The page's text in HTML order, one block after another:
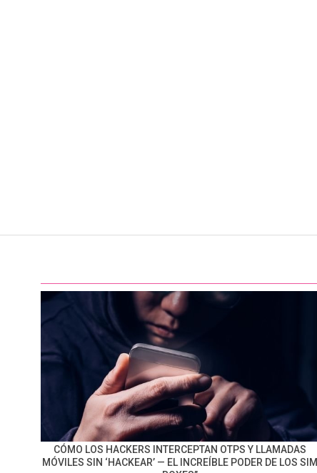
CÓMO LOS HACKERS INTERCEPTAN OTPS Y LLAMADAS
MÓVILES SIN ‘HACKEAR’ — EL INCREÍBLE PODER DE LOS SIM